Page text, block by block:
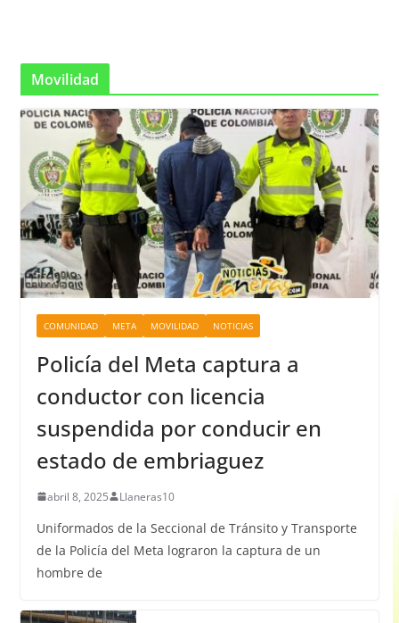
Movilidad
COMUNIDAD META MOVILIDAD NOTICIAS
Policía del Meta captura a
conductor con licencia
suspendida por conducir en
estado de embriaguez
abril 8, 2025 Llaneras10
Uniformados de la Seccional de Tránsito y Transporte
de la Policía del Meta lograron la captura de un
hombre de